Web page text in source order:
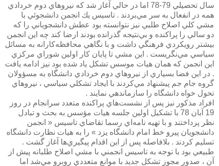
سال تحصيلي 79-78 اما در حالي آغاز شد كه نيروهاي دوم خردادي
همه در انفعال به سر مي‌بردند . تاسيس يك انجمن دانشجوئي با
مشي كلي اصلاح طلبي نيز نتوانسته بود عطش دانشجوياني را كه
دو سالي را پراكنده و بي‌نتيجه گذرانده بودند ارضا كند چه اين انجمن
بيشتر رويكردي فرهنگي داشت و با نگاهي محافظه‌كارانه به مسائل
سياسي مي‌نگريست . اين مشي تا پايان كار اولين شوراي مركزي
اين انجمن كه همان هيات موسس تشكل ياد شده بود نيز ادامه يافت
. در اين فضا بسياري از نيروهاي دوم خردادي دانشگاه به مسؤولان
گروه جام جم پيشنهاد مي‌كردند با ايجاد تشكلي سياسي ، نيروهاي
تحول خواه دانشگاه را سازماندهي نمايند .
افراد مذكور نيز پس از نشست‌هاي پراكنده متعدد سرانجام در روز
19 آبان 78 با تشكيل اولين جلسه هيات مؤسس به بحث و تبادل
نظر پرداختند و با تهيه نامه‌اي رسما تقاضاي تاسيس « انجمن
دانشجويان پيرو خط امام دانشگاه يزد » را به هيات نظارت دانشگاه
تسليم كردند . بلافاصله پس از اين اقدام پيگيري‌ها آغاز گشت .
طبيعي بود با توجه به تاسيس انجمني با مشي اصلاح طلبانه پيش از
آن ، صدور مجوز تشكل جديد با موانع متعددي روبرو مي‌شد اما